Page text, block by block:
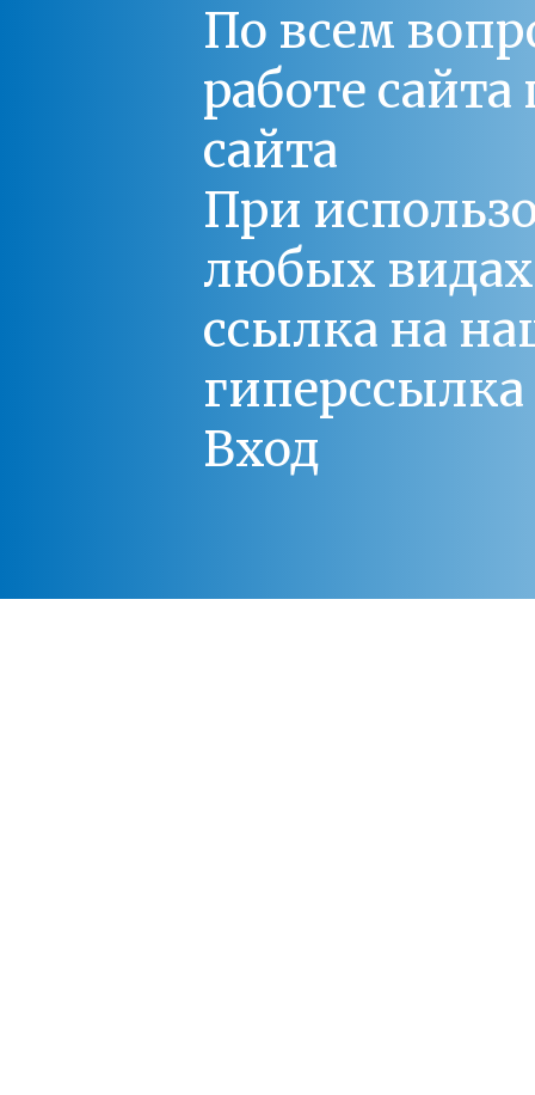
По всем
работе
сайта
При
любых
ссылка на
Вход